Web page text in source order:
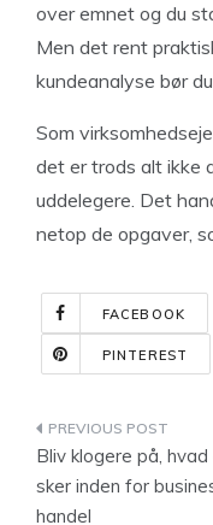
over emnet og du
Men det rent
kundeanalyse bør
Som
det er trods alt ikke
uddelegere. Det
netop de opgaver,
FACEBOOK
PINTEREST
Bliv klogere på,
sker inden for
handel